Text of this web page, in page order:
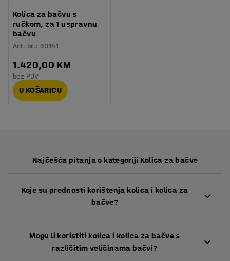
Kolica za bačvu s
ručkom, za 1 uspravnu
bačvu
Art. br.:30141
1.420,00 KM
bez PDV
U KOŠARICU
Najčešća pitanja o kategoriji Kolica za bačve
Koje su prednosti korištenja kolica i kolica za
bačve?
bačvi uz minimalan napor, smanjujući ručno
podizanje i rizik od povreda. Ovi alati su dizajnirani
Mogu li koristiti kolica i kolica za bačve s
različitim veličinama bačvi?